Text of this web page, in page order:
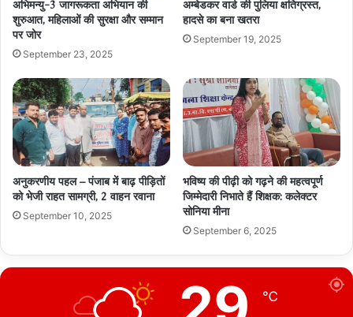
अभिमन्यु-3 जागरूकता अभियान की
शुरुआत, महिलाओं की सुरक्षा और सम्मान
पर जोर
September 23, 2025
अम्बेडकर वार्ड की पुलिया क्षतिग्रस्त,
हादसे का बना खतरा
September 19, 2025
अनुकरणीय पहल – पंजाब में बाढ़ पीड़ितों
को भेजी राहत सामग्री, 2 वाहन रवाना
September 10, 2025
भविष्य की पीढ़ी को गढ़ने की महत्वपूर्ण
जिम्मेदारी निभाते हैं शिक्षक: कलेक्टर
सोनिया मीना
September 6, 2025
℃